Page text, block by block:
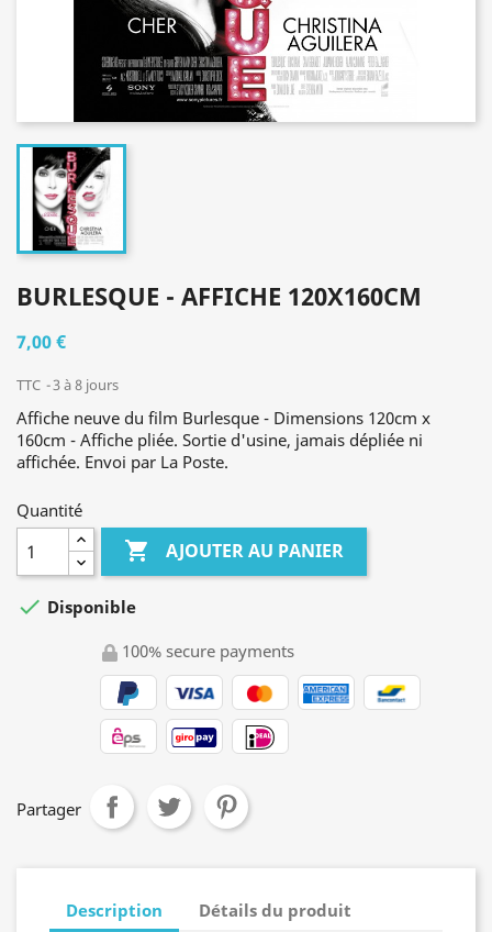
BURLESQUE - AFFICHE 120X160CM
7,00 €
TTC 3 à 8 jours
Affiche neuve du film Burlesque - Dimensions 120cm x
160cm - Affiche pliée. Sortie d'usine, jamais dépliée ni
affichée. Envoi par La Poste.
Quantité
 AJOUTER AU PANIER
 Disponible
100% secure payments
Partager
Description Détails du produit